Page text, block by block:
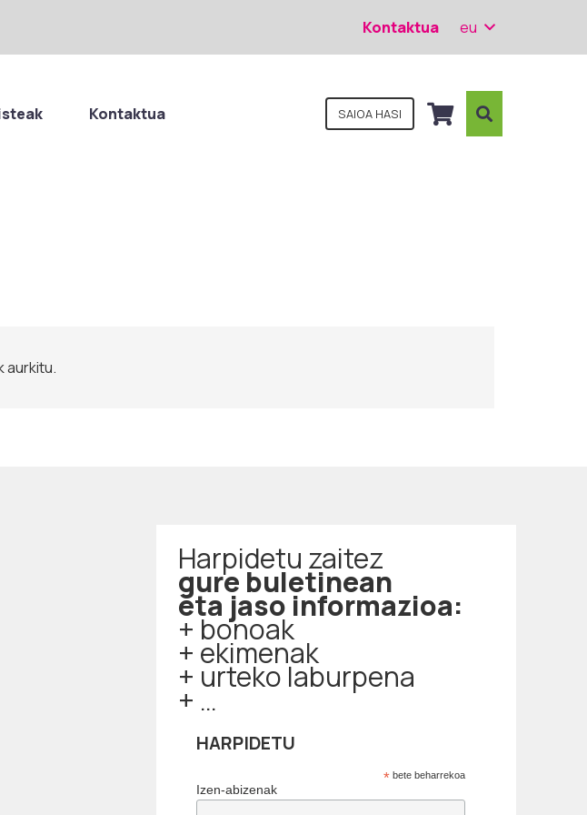
Kontaktua eu
Kontaktua SAIOA HASI
aurkitu.
Harpidetu zaitez
gure buletinean
eta jaso informazioa:
+ bonoak
+ ekimenak
+ urteko laburpena
+ …
HARPIDETU
*bete beharrekoa
Izen-abizenak